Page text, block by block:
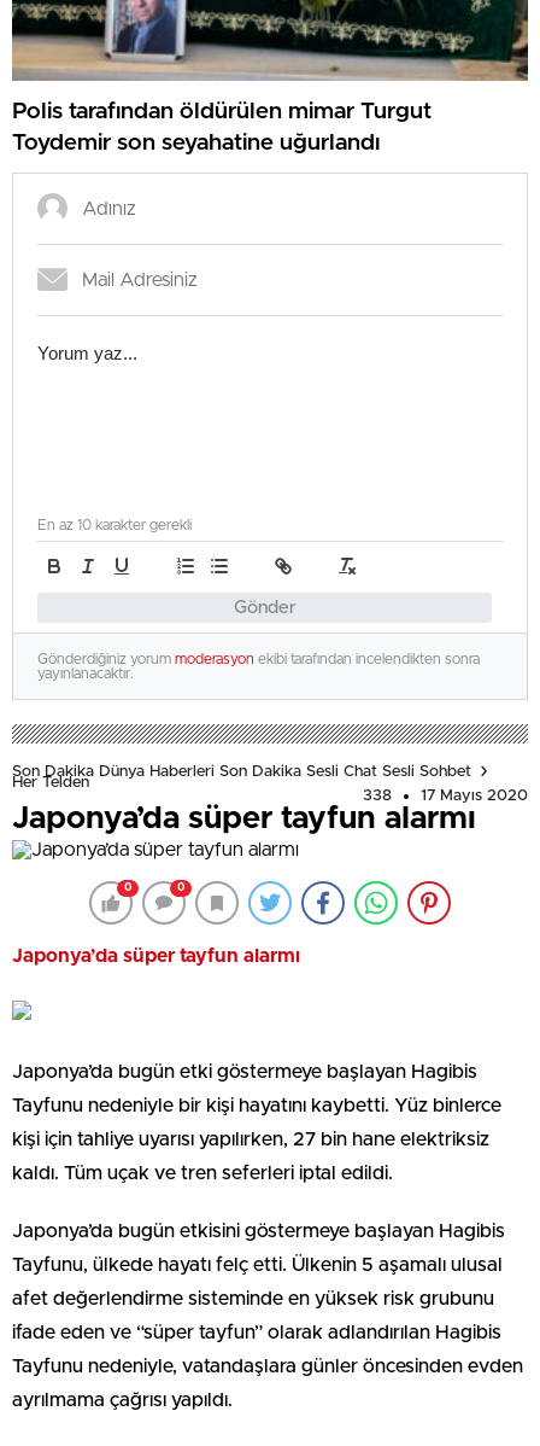
Polis tarafından öldürülen mimar Turgut
Toydemir son seyahatine uğurlandı
Gönder
En az 10 karakter gerekli
Gönderdiğiniz yorum moderasyon ekibi tarafından incelendikten sonra
yayınlanacaktır.
Son Dakika Dünya Haberleri Son Dakika Sesli Chat Sesli Sohbet
Her Telden
338
17 Mayıs 2020
Japonya’da süper tayfun alarmı
0 0
Japonya’da süper tayfun alarmı
Japonya’da bugün etki göstermeye başlayan Hagibis
Tayfunu nedeniyle bir kişi hayatını kaybetti. Yüz binlerce
kişi için tahliye uyarısı yapılırken, 27 bin hane elektriksiz
kaldı. Tüm uçak ve tren seferleri iptal edildi.
Japonya’da bugün etkisini göstermeye başlayan Hagibis
Tayfunu, ülkede hayatı felç etti. Ülkenin 5 aşamalı ulusal
afet değerlendirme sisteminde en yüksek risk grubunu
ifade eden ve “süper tayfun” olarak adlandırılan Hagibis
Tayfunu nedeniyle, vatandaşlara günler öncesinden evden
ayrılmama çağrısı yapıldı.